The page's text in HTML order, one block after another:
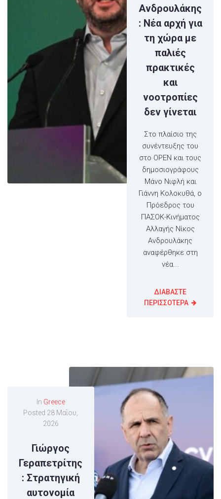
Ανδρουλάκης
: Νέα αρχή για
τη χώρα με
παλιές
πρακτικές
και
νοοτροπίες
δεν γίνεται
Στο πλαίσιο της
συνέντευξης του
στο ΟΡΕΝ και τους
δημοσιογράφους
Μάνο Νιφλή και
Γιάννη Κολοκυθά, ο
Πρόεδρος του
ΠΑΣΟΚ-Κινήματος
Αλλαγής Νίκος
Ανδρουλάκης
αναφέρθηκε στη
νέα...
ΔΙΑΒΑΣΤΕ
ΠΕΡΙΣΣΟΤΕΡΑ
In Greece
Posted 28 Μαΐου,
2026
Γιώργος
Γεραπετρίτης
: Στρατηγική
αυτονομία